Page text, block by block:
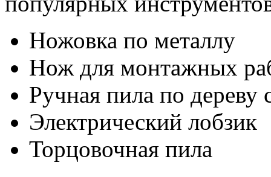
Ножовка по металлу
Нож для монтажных
Ручная пила по дереву
Электрический лобзик
Торцовочная пила